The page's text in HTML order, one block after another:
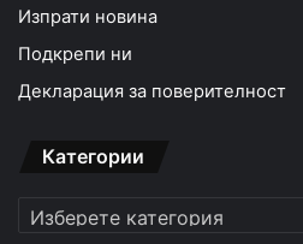
Изпрати новина
Подкрепи ни
Декларация за поверителност
Категории
Категории